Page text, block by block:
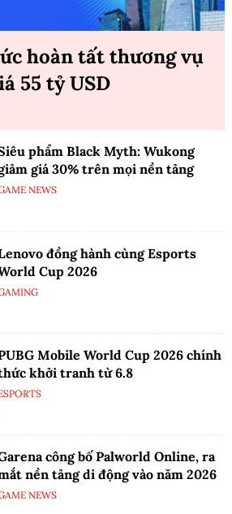
hoàn tất thương vụ
55 tỷ USD
phẩm Black Myth: Wukong
giá 30% trên mọi nền tảng
NEWS
đồng hành cùng Esports
Cup 2026
Mobile World Cup 2026 chính
khởi tranh từ 6.8
công bố Palworld Online, ra
nền tảng di động vào năm 2026
NEWS